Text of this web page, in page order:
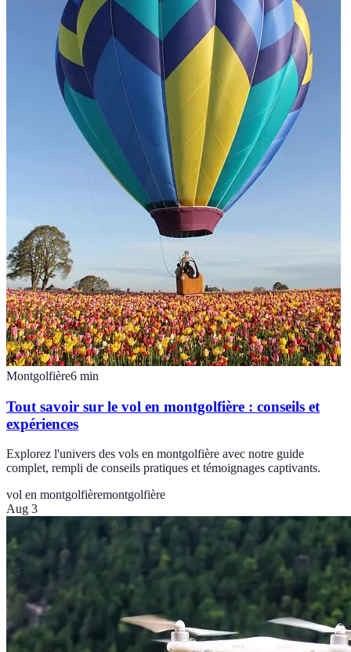
Montgolfière6 min
Tout savoir sur le vol en montgolfière : conseils et
expériences
Explorez l'univers des vols en montgolfière avec notre guide
complet, rempli de conseils pratiques et témoignages captivants.
vol en montgolfièremontgolfière
Aug 3